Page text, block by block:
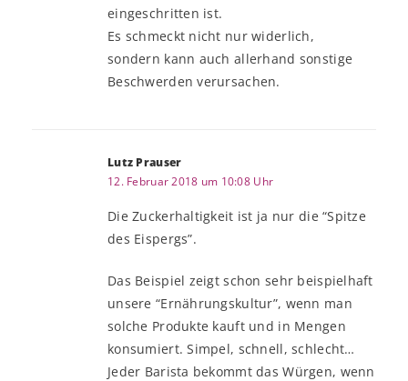
eingeschritten ist.
Es schmeckt nicht nur widerlich,
sondern kann auch allerhand sonstige
Beschwerden verursachen.
Lutz Prauser
12. Februar 2018 um 10:08 Uhr
Die Zuckerhaltigkeit ist ja nur die “Spitze
des Eispergs”.
Das Beispiel zeigt schon sehr beispielhaft
unsere “Ernährungskultur”, wenn man
solche Produkte kauft und in Mengen
konsumiert. Simpel, schnell, schlecht…
Jeder Barista bekommt das Würgen, wenn